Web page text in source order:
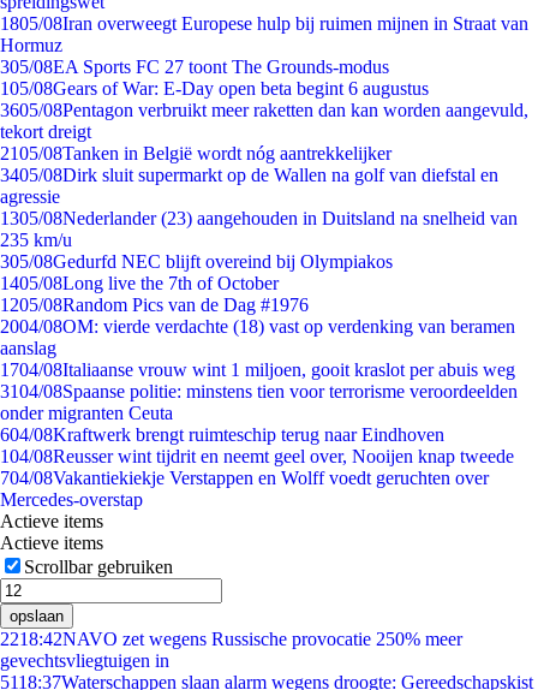
1805/08Iran overweegt Europese hulp bij ruimen mijnen in Straat van
Hormuz
305/08EA Sports FC 27 toont The Grounds-modus
105/08Gears of War: E-Day open beta begint 6 augustus
3605/08Pentagon verbruikt meer raketten dan kan worden aangevuld,
tekort dreigt
2105/08Tanken in België wordt nóg aantrekkelijker
3405/08Dirk sluit supermarkt op de Wallen na golf van diefstal en
agressie
1305/08Nederlander (23) aangehouden in Duitsland na snelheid van
235 km/u
305/08Gedurfd NEC blijft overeind bij Olympiakos
1405/08Long live the 7th of October
1205/08Random Pics van de Dag #1976
2004/08OM: vierde verdachte (18) vast op verdenking van beramen
aanslag
1704/08Italiaanse vrouw wint 1 miljoen, gooit kraslot per abuis weg
3104/08Spaanse politie: minstens tien voor terrorisme veroordeelden
onder migranten Ceuta
604/08Kraftwerk brengt ruimteschip terug naar Eindhoven
104/08Reusser wint tijdrit en neemt geel over, Nooijen knap tweede
704/08Vakantiekiekje Verstappen en Wolff voedt geruchten over
Mercedes-overstap
Actieve items
Actieve items
Scrollbar gebruiken
opslaan
2218:42NAVO zet wegens Russische provocatie 250% meer
gevechtsvliegtuigen in
5118:37Waterschappen slaan alarm wegens droogte: Gereedschapskist